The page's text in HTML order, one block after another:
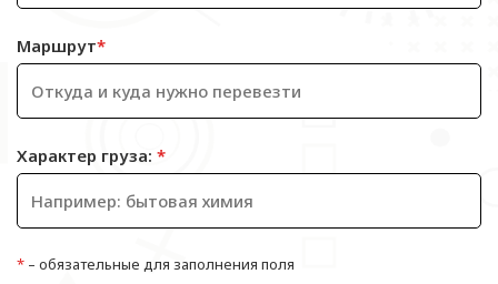
Маршрут*
Характер груза: *
* – обязательные для заполнения поля